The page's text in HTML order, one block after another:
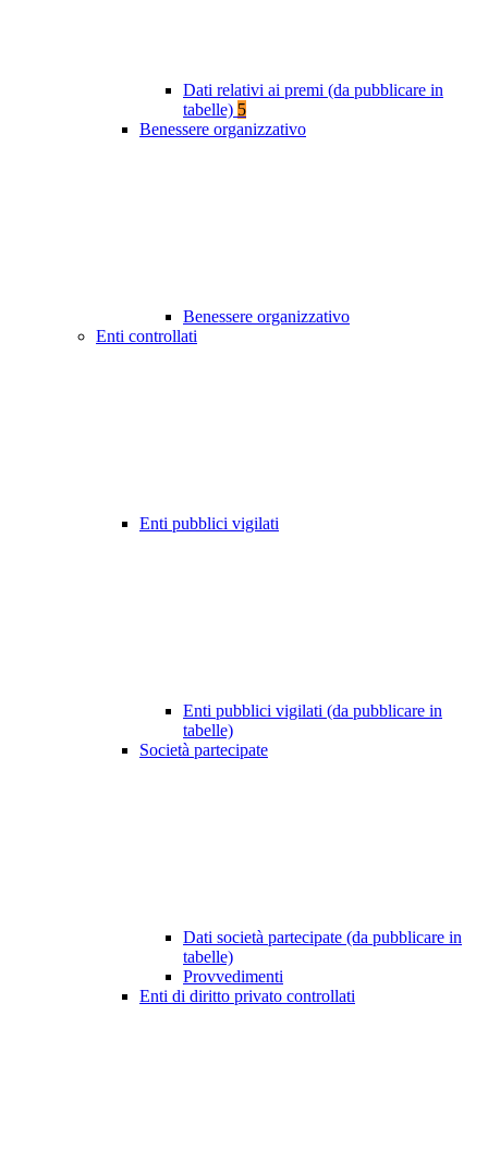
Dati relativi ai premi (da pubblicare in
tabelle) 5
Benessere organizzativo
Benessere organizzativo
Enti controllati
Enti pubblici vigilati
Enti pubblici vigilati (da pubblicare in
tabelle)
Società partecipate
Dati società partecipate (da pubblicare in
tabelle)
Provvedimenti
Enti di diritto privato controllati